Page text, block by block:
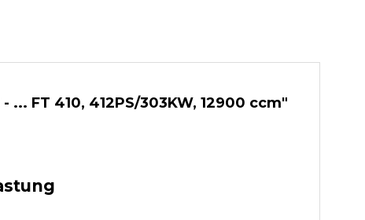
FT 410, 412PS/303KW, 12900 ccm"